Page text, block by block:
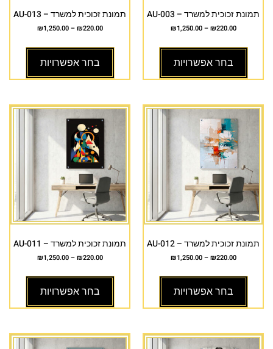
תמונת זכוכית למשרד – AU-003
₪220.00
–
₪1,250.00
בחר אפשרויות
תמונת זכוכית למשרד – AU-013
₪220.00
–
₪1,250.00
בחר אפשרויות
תמונת זכוכית למשרד – AU-012
₪220.00
–
₪1,250.00
בחר אפשרויות
תמונת זכוכית למשרד – AU-011
₪220.00
–
₪1,250.00
בחר אפשרויות